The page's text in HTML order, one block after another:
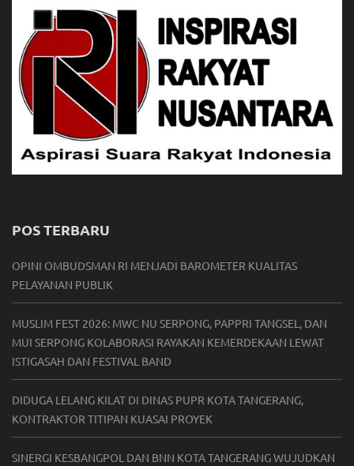
POS TERBARU
OPINI OMBUDSMAN RI MENJADI BAROMETER KUALITAS
PELAYANAN PUBLIK
MUSLIM FEST 2026: MWC NU SERPONG, PAPPRI TANGSEL, DAN
MUI SERPONG KOLABORASI RAYAKAN KEMERDEKAAN LEWAT
ISTIGASAH DAN FESTIVAL BAND
DIDUGA LELANG KILAT DI DINAS PUPR KOTA TANGERANG,
KONTRAKTOR TITIPAN KUASAI PROYEK
SINERGI KESBANGPOL DAN BNN KOTA TANGERANG WUJUDKAN